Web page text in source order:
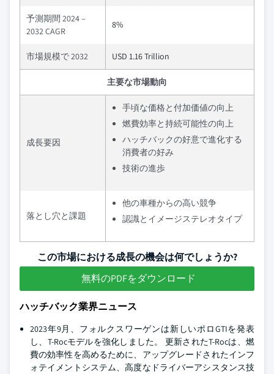
予測期間 2024 –
2032 CAGR
8%
市場規模で 2032 USD 1.16 Trillion
主要な市場動向
成長要因
手頃な価格と付加価値の向上
燃費効率と持続可能性の向上
ハッチバックの好意で進化する
消費者の好み
技術の進歩
落とし穴と課題
他の車種からの高い競争
認識とイメージステレオタイプ
この市場における成長の機会は何でしょうか?
無料のPDFをダウンロード
ハッチバック業界ニュース
2023年9月、フォルクスワーゲンは新しいポロGTIを発表
し、T-Rocモデルを強化しました。 更新されたT-Rocは、燃
費の効率性を高めるために、アップグレードされたインフ
ォテイメントシステム、高度なドライバーアシスタンス技